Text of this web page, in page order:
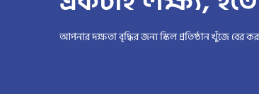
আপনার দক্ষতা বৃদ্ধির জন্য স্কিল প্রতিষ্ঠান খুঁজে বের